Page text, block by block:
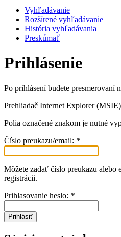
Vyhľadávanie
Rozšírené vyhľadávanie
História vyhľadávania
Preskúmať
Prihlásenie
Po prihlásení budete presmerovaní
Prehliadač Internet Explorer
Polia označené znakom je nutné
Číslo preukazu/email: *
Môžete zadať číslo preukazu alebo
registrácii.
Prihlasovanie heslo: *
Prihlásiť